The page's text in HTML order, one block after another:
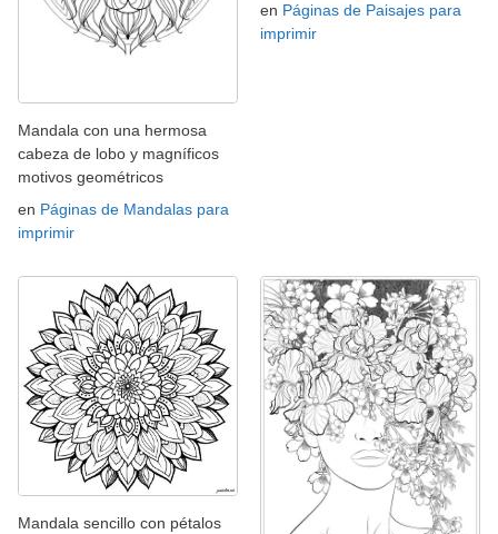
Mandala con una hermosa
cabeza de lobo y magníficos
motivos geométricos
en Páginas de Mandalas para
imprimir
en Páginas de Paisajes para
imprimir
Mandala sencillo con pétalos